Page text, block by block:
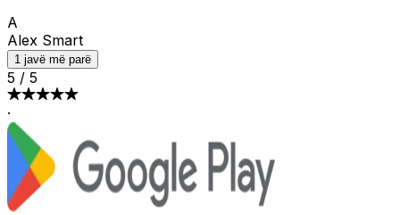
A
Alex Smart
1 javë më parë
5 / 5
·